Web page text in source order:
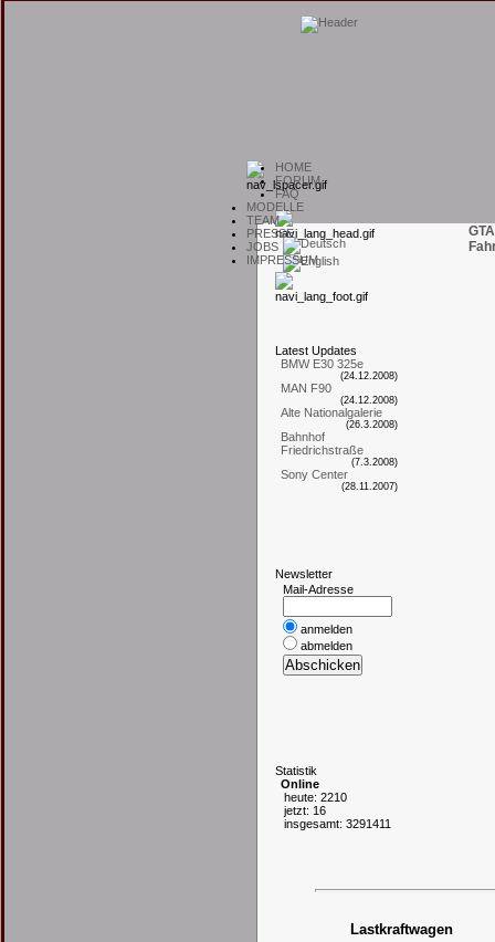
HOME
FORUM
FAQ
MODELLE
TEAM
PRESSE
JOBS
IMPRESSUM
L atest Updates
BMW E30 325e
(24.12.2008)
MAN F90
(24.12.2008)
Alte Nationalgalerie
(26.3.2008)
Bahnhof
Friedrichstraße
(7.3.2008)
Sony Center
(28.11.2007)
Newsletter
Mail-Adresse
anmelden
abmelden
Statistik
Online
heute: 2210
jetzt: 16
insgesamt: 3291411
Lastkraftwagen